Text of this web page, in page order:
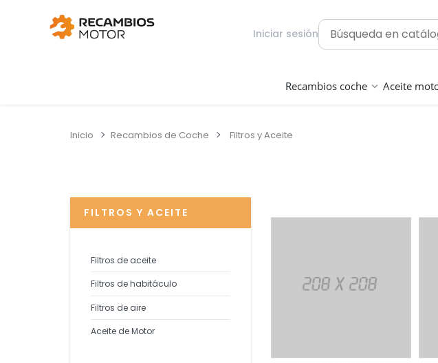
Iniciar sesión
Recambios coche Aceite
Inicio Recambios de Coche Filtros y Aceite
FILTROS Y ACEITE
Filtros de aceite
Filtros de habitáculo
Filtros de aire
Aceite de Motor